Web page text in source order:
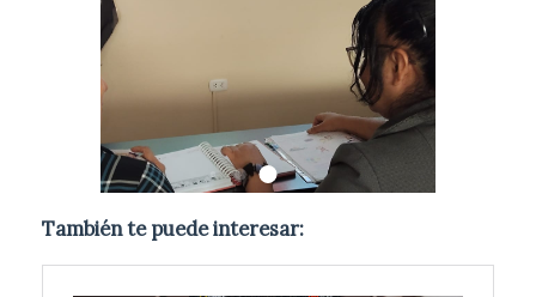
También te puede interesar: